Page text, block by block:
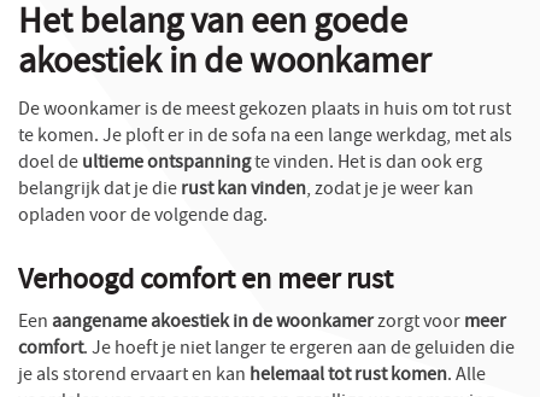
Het belang van een goede
akoestiek in de woonkamer
De woonkamer is de meest gekozen plaats in huis om tot rust
te komen. Je ploft er in de sofa na een lange werkdag, met als
doel deultieme ontspanningte vinden. Het is dan ook erg
belangrijk dat je dierust kan vinden, zodat je je weer kan
opladen voor de volgende dag.
Verhoogd comfort en meer rust
Eenaangename akoestiek in de woonkamerzorgt voormeer
comfort. Je hoeft je niet langer te ergeren aan de geluiden die
je als storend ervaart en kan helemaal tot rust komen. Alle